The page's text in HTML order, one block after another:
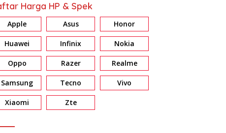
Harga HP & Spek
Apple Asus Honor
Huawei Infinix Nokia
Oppo Razer Realme
Samsung Tecno Vivo
Xiaomi Zte